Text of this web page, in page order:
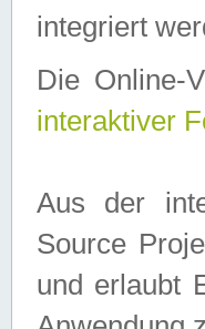
integriert
Die Online-
interaktiver
Aus der
Source
und erlaubt